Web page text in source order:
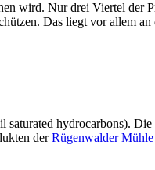
wird. Nur drei Viertel der
Das liegt vor allem
hydrocarbons).
derRügenwalder Mühle